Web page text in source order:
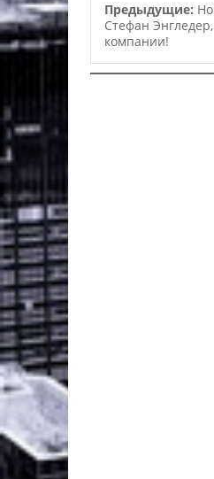
Предыдущие:
Стефан
компании!